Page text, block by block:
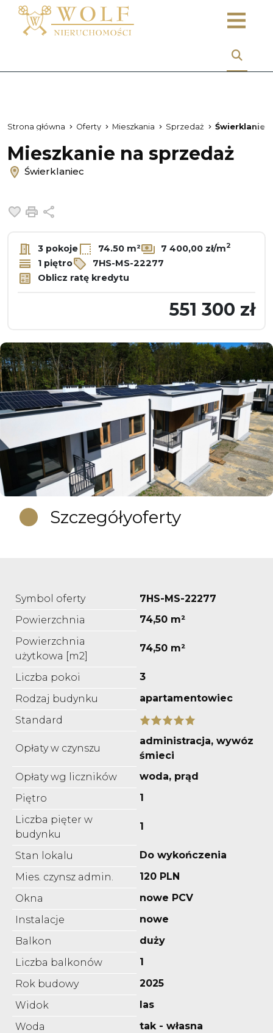
Strona główna Oferty Mieszkania Sprzedaż Świerklaniec
Mieszkanie na sprzedaż
Świerklaniec
Dodaj do ulubionych
Drukuj
3 pokoje 74.50 m² 7 400,00 zł/m2
1 piętro
7HS-MS-22277
Oblicz ratę kredytu
551 300 zł
Szczegółyoferty
Symbol oferty
7HS-MS-22277
Powierzchnia
74,50 m²
Powierzchnia
użytkowa [m2]
74,50 m²
Liczba pokoi
3
Rodzaj budynku
apartamentowiec
Standard
Opłaty w czynszu
administracja, wywóz
śmieci
Opłaty wg liczników
woda, prąd
Piętro
1
Liczba pięter w
budynku
1
Stan lokalu
Do wykończenia
Mies. czynsz admin.
120 PLN
Okna
nowe PCV
Instalacje
nowe
Balkon
duży
Liczba balkonów
1
Rok budowy
2025
Widok
las
Woda
tak - własna